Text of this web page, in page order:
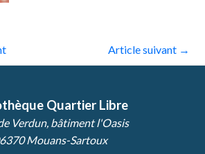
Article suivant →
Quartier Libre
Verdun, bâtiment l'Oasis
Mouans-Sartoux